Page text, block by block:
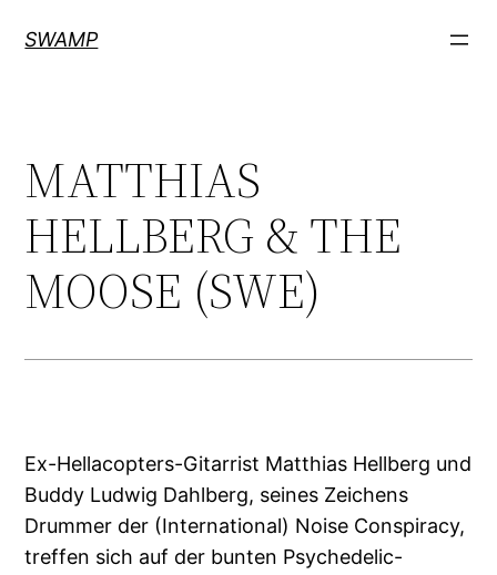
InhaltSWAMP
MATTHIAS
HELLBERG & THE
MOOSE (SWE)
Ex-Hellacopters-Gitarrist Matthias Hellberg und
Buddy Ludwig Dahlberg, seines Zeichens
Drummer der (International) Noise Conspiracy,
treffen sich auf der bunten Psychedelic-